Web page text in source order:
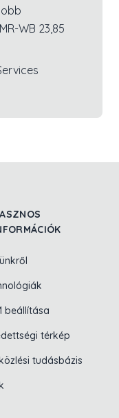
WB 23,85
beállítása
térkép
tudásbázis